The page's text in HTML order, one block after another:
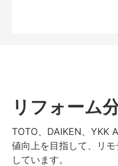
リフォーム
TOTO、DAIKEN、YKK
値向上を目指して、リ
しています。